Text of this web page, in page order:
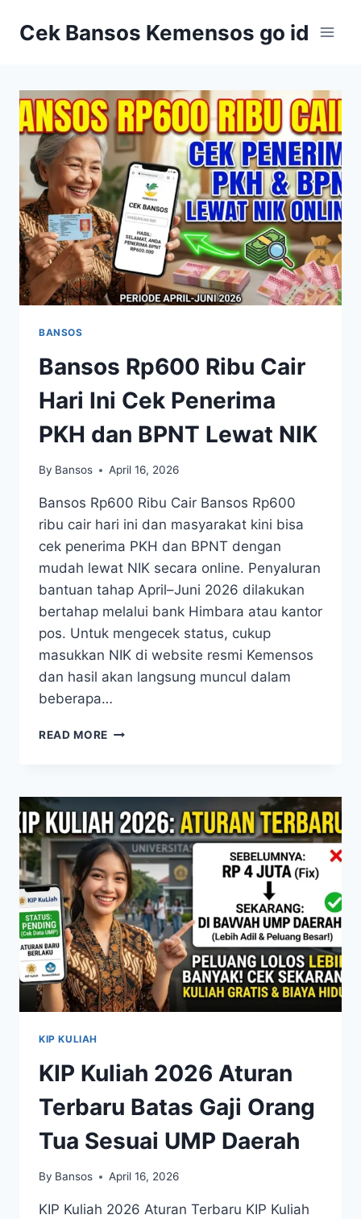
Cek Bansos Kemensos go id
BANSOS
Bansos Rp600 Ribu Cair
Hari Ini Cek Penerima
PKH dan BPNT Lewat NIK
By Bansos April 16, 2026
Bansos Rp600 Ribu Cair Bansos Rp600
ribu cair hari ini dan masyarakat kini bisa
cek penerima PKH dan BPNT dengan
mudah lewat NIK secara online. Penyaluran
bantuan tahap April–Juni 2026 dilakukan
bertahap melalui bank Himbara atau kantor
pos. Untuk mengecek status, cukup
masukkan NIK di website resmi Kemensos
dan hasil akan langsung muncul dalam
beberapa…
READ MORE BANSOS
HARI
INI
CEK
PENERIMA
PKH
DAN
BPNT
LEWAT
NIK
KIP KULIAH
KIP Kuliah 2026 Aturan
Terbaru Batas Gaji Orang
Tua Sesuai UMP Daerah
By Bansos April 16, 2026
KIP Kuliah 2026 Aturan Terbaru KIP Kuliah